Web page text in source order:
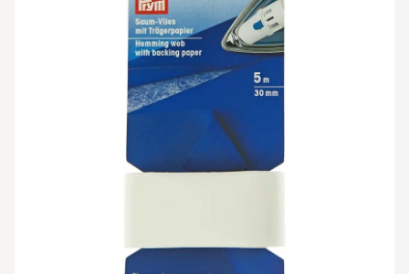
Avaa tuotekuva suurennettuna